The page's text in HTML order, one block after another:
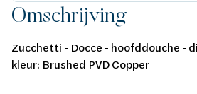
Omschrijving
Zucchetti - Docce - hoofddouche -
kleur: Brushed PVD Copper